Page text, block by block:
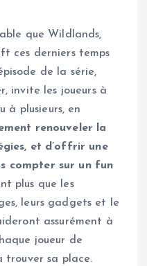
que Wildlands,
ces derniers temps
de la série,
invite les joueurs à
à plusieurs, en
renouveler la
et d’offrir une
compter sur un fun
plus que les
leurs gadgets et le
assurément à
joueur de
trouver sa place.